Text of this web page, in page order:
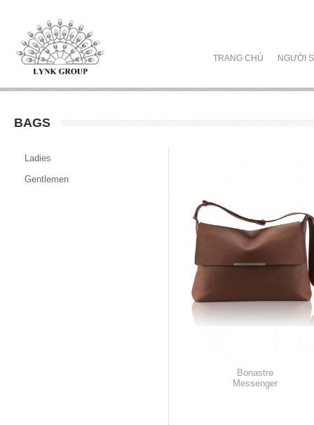
TRANG CHỦ NGƯỜI
BAGS
Ladies
Gentlemen
Bonastre
Messenger